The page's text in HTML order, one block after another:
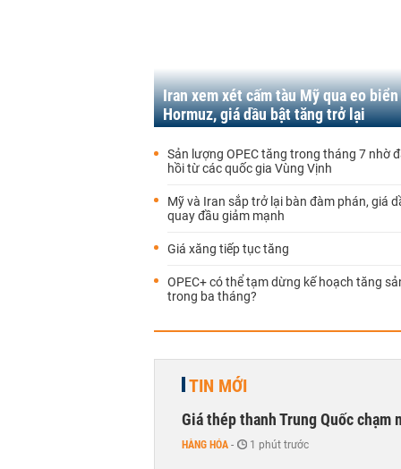
Iran xem xét cấm tàu Mỹ qua eo biển
Hormuz, giá dầu bật tăng trở lại
Sản lượng OPEC tăng trong tháng 7 nhờ
hồi từ các quốc gia Vùng Vịnh
Mỹ và Iran sắp trở lại bàn đàm phán, giá
quay đầu giảm mạnh
Giá xăng tiếp tục tăng
OPEC+ có thể tạm dừng kế hoạch tăng
trong ba tháng?
TIN MỚI
Giá thép thanh Trung Quốc
HÀNG HÓA - 1 phút trước